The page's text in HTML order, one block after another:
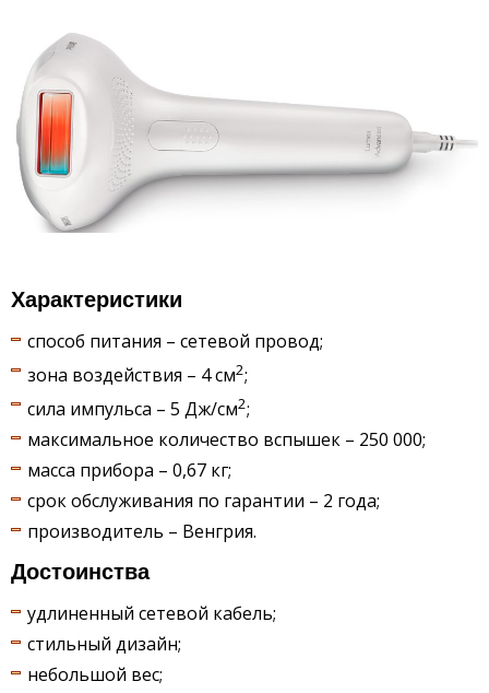
Характеристики
способ питания – сетевой провод;
зона воздействия – 4 см2;
сила импульса – 5 Дж/см2;
максимальное количество вспышек – 250 000;
масса прибора – 0,67 кг;
срок обслуживания по гарантии – 2 года;
производитель – Венгрия.
Достоинства
удлиненный сетевой кабель;
стильный дизайн;
небольшой вес;